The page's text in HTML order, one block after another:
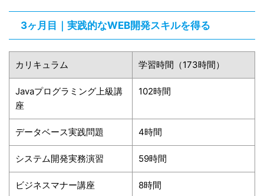
3ヶ月目｜実践的なWEB開発スキルを得る
カリキュラム 学習時間（173時間）
Javaプログラミング上級講
座
102時間
データベース実践問題 4時間
システム開発実務演習 59時間
ビジネスマナー講座 8時間